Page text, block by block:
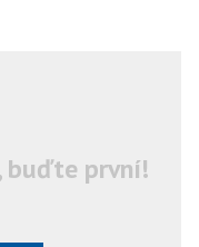
buďte první!